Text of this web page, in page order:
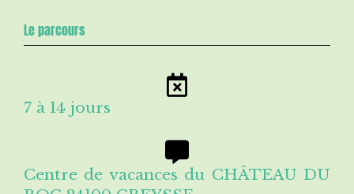
Le parcours
7 à 14 jours
Centre de vacances du CHÂTEAU DU